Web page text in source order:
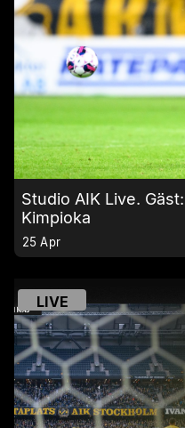
Studio AIK Live.
Kimpioka
25 Apr
LIVE